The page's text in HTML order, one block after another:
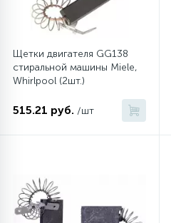
Щетки двигателя GG138
стиральной машины Miele,
Whirlpool (2шт.)
515.21 руб. /шт